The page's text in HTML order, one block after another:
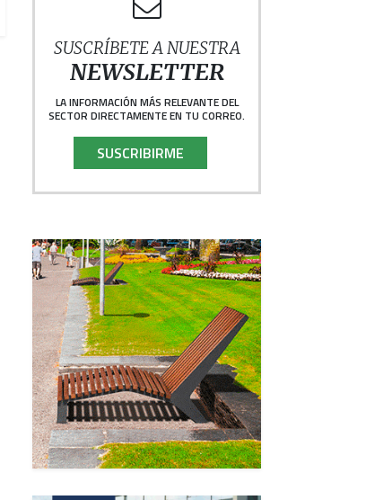
SUSCRÍBETE A NUESTRA
NEWSLETTER
LA INFORMACIÓN MÁS RELEVANTE DEL
SECTOR DIRECTAMENTE EN TU CORREO.
SUSCRIBIRME